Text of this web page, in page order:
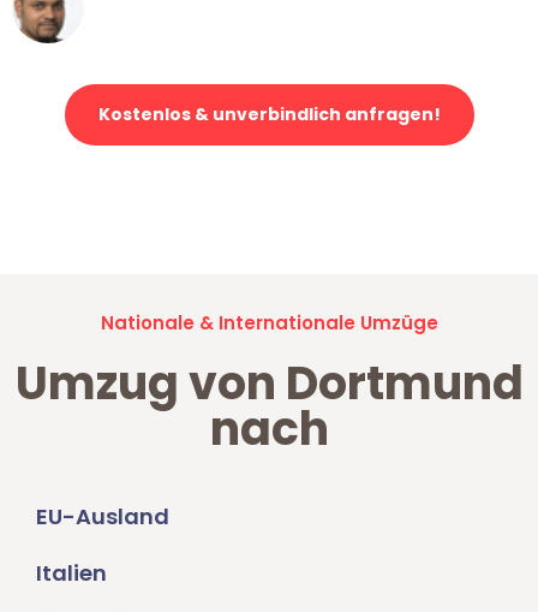
Kostenlos & unverbindlich anfragen!
Nationale & Internationale Umzüge
Umzug von Dortmund
nach
EU-Ausland
Italien